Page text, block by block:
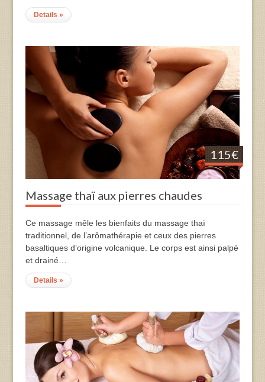
Details »
115€
Massage thaï aux pierres chaudes
Ce massage mêle les bienfaits du massage thaï
traditionnel, de l’arômathérapie et ceux des pierres
basaltiques d’origine volcanique. Le corps est ainsi palpé
et drainé…
Details »